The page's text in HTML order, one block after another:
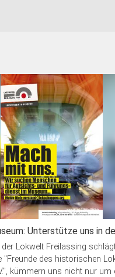
Unterstütze uns in
Lokwelt Freilassing
"Freunde des historischen
kümmern uns nicht nur um